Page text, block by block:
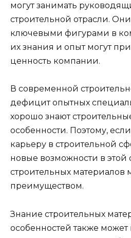
могут занимать
строительной отрасли.
ключевыми фигурами в
их знания и опыт могут
ценность компании.
В современной
дефицит опытных
хорошо знают
особенности. Поэтому,
карьеру в строительной
новые возможности в этой
строительных материалов
преимуществом.
Знание строительных
особенностей также может